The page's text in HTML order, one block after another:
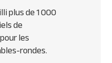
plus de 1 000
de
les
rondes.